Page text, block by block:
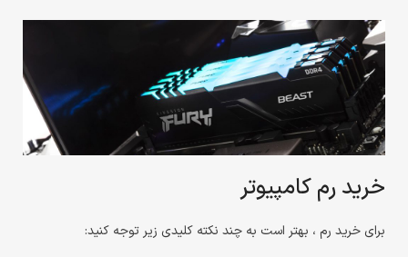
خرید رم کامپیوتر
برای خرید رم ، بهتر است به چند نکته کلیدی زیر توجه کنید: